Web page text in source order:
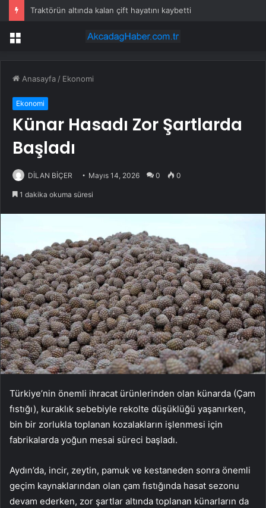
Traktörün altında kalan çift hayatını kaybetti
Menü
Anasayfa / Ekonomi
Ekonomi
Künar Hasadı Zor Şartlarda
Başladı
DİLAN BİÇER Mayıs 14, 2026 0 0
1 dakika okuma süresi
Türkiye’nin önemli ihracat ürünlerinden olan künarda (Çam
fıstığı), kuraklık sebebiyle rekolte düşüklüğü yaşanırken,
bin bir zorlukla toplanan kozalakların işlenmesi için
fabrikalarda yoğun mesai süreci başladı.
Aydın’da, incir, zeytin, pamuk ve kestaneden sonra önemli
geçim kaynaklarından olan çam fıstığında hasat sezonu
devam ederken, zor şartlar altında toplanan künarların da